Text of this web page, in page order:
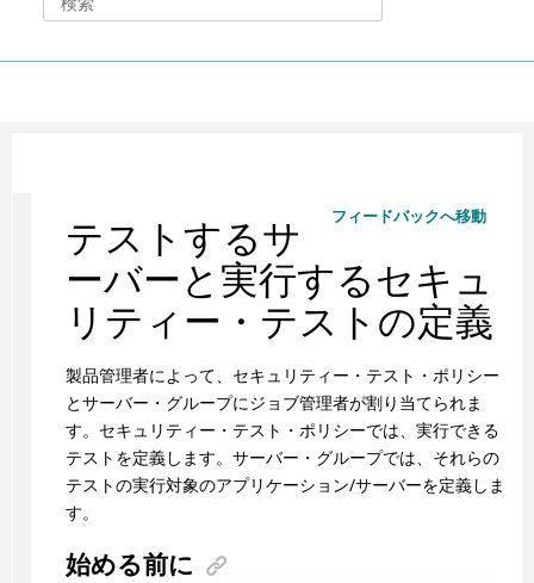
フィードバックへ移動
テストするサ
ーバーと実行するセキュ
リティー・テストの定義
製品管理者によって、セキュリティー・テスト・ポリシー
とサーバー・グループにジョブ管理者が割り当てられま
す。セキュリティー・テスト・ポリシーでは、実行できる
テストを定義します。サーバー・グループでは、それらの
テストの実行対象のアプリケーション/サーバーを定義しま
す。
始める前に